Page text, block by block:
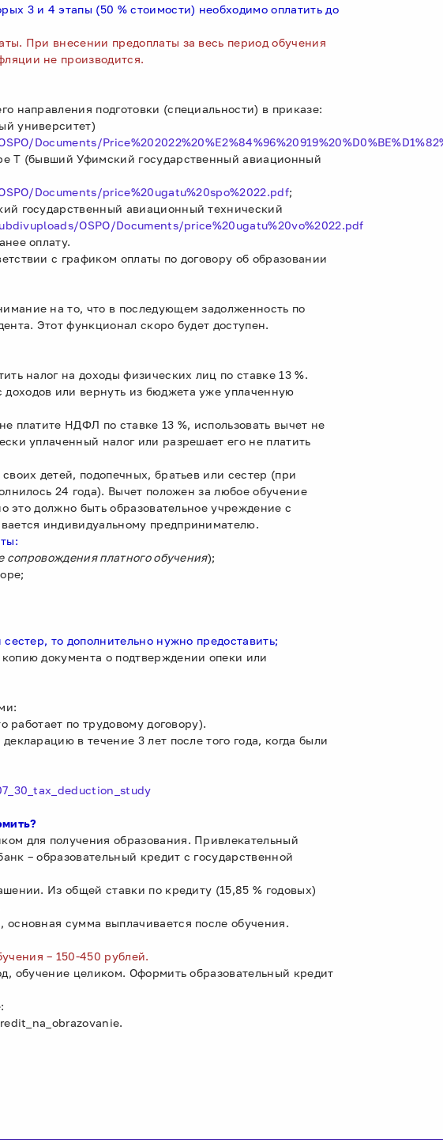
3 и 4 этапы (50 % стоимости) необходимо оплатить до
При внесении предоплаты за весь период обучения
не производится.
направления подготовки (специальности) в приказе:
университет)
Documents/
Т (бывший Уфимский государственный авиационный
Documents/price%20ugatu%20spo%2022.pdf;
государственный авиационный технический
OSPO/Documents/price%20ugatu%20vo%2022.pdf
оплату.
с графиком оплаты по договору об образовании
на то, что в последующем задолженность по
Этот функционал скоро будет доступен.
налог на доходы физических лиц по ставке 13 %.
или вернуть из бюджета уже уплаченную
платите НДФЛ по ставке 13 %, использовать вычет не
уплаченный налог или разрешает его не платить
детей, подопечных, братьев или сестер (при
24 года). Вычет положен за любое обучение
это должно быть образовательное учреждение с
индивидуальному предпринимателю.
сопровождения платного обучения);
то дополнительно нужно предоставить;
документа о подтверждении опеки или
работает по трудовому договору).
в течение 3 лет после того года, когда были
для получения образования. Привлекательный
– образовательный кредит с государственной
Из общей ставки по кредиту (15,85 % годовых)
сумма выплачивается после обучения.
– 150-450 рублей.
обучение целиком. Оформить образовательный кредит